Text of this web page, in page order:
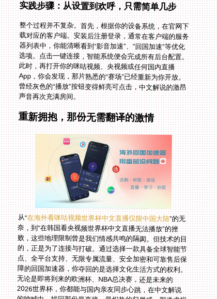
实践步骤：从设置到欢呼，只需简单几步
整个过程并不复杂。首先，根据你的设备系统，在官网下
载对应的客户端。安装后注册登录，通常在客户端的服务
器列表中，你能清晰看到“影音加速”、“回国加速”等优化
选项。点击一键连接，智能系统便会完成所有后台配置。
此时，再打开你的咪咕视频、央视频或任何国内直播
App，你会发现，那片熟悉的“赛场”已经重新为你开放。
曾经灰色的“播放”按钮变得鲜亮可点击，中文解说的激昂
声音再次充满房间。
重新拥抱，那份无需翻译的激情
从“在海外看咪咕视频世界杯中文直播仅限中国大陆”的无
奈，到“在韩国看央视频世界杯中文直播无法播放”的挫
败，这些地理限制曾是我们情感共鸣的隔阂。但技术的目
的，正是为了连接与打破。通过选择一款具备全球智能节
点、全平台支持、无限专属流量、安全加密和可靠售后保
障的回国加速器，你夺回的是选择文化生活方式的权利。
无论是即将到来的欧洲杯、NBA总决赛，还是未来的
2026世界杯，你都能与国内亲友同步心跳，在中文解说
的呐喊中，找回那份最直接、最炽热的归属感。那道虚拟